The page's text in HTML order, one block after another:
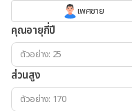
เพศชาย
คุณอายุกี่ปี
ส่วนสูง